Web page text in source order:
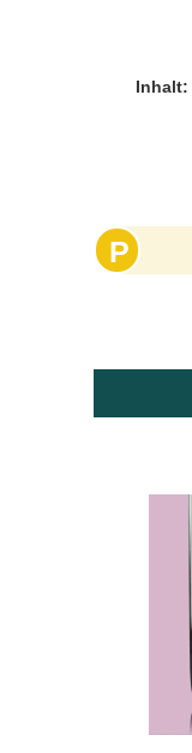
Inhalt:
P